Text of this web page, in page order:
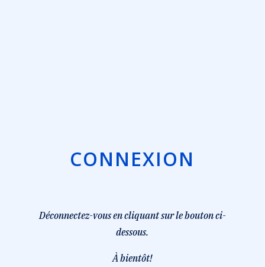
CONNEXION
Déconnectez-vous en cliquant sur le bouton ci-
dessous.
À bientôt!